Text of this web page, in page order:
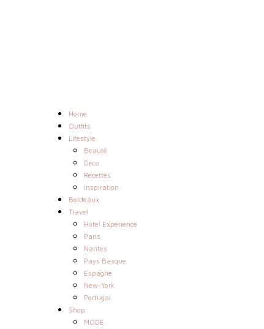
Home
Outfits
Lifestyle
Beauté
Déco
Recettes
Inspiration
Bordeaux
Travel
Hotel Experience
Paris
Nantes
Pays Basque
Espagne
New-York
Portugal
Shop
MODE